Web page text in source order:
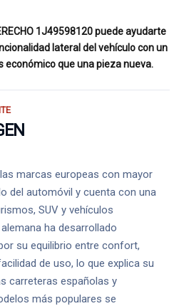
1J49598120 puede ayudarte
lateral del vehículo con un
económico que una pieza nueva.
marcas europeas con mayor
del automóvil y cuenta con una
SUV y vehículos
ha desarrollado
su equilibrio entre confort,
de uso, lo que explica su
carreteras españolas y
más populares se